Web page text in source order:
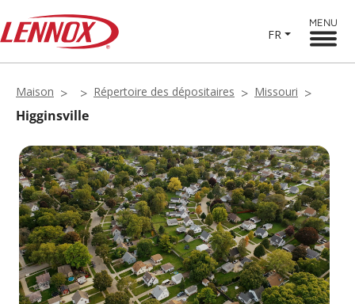
FR
MENU
Maison Répertoire des dépositaires Missouri
Higginsville